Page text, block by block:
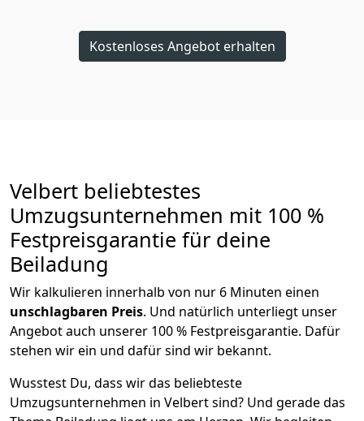
Kostenloses Angebot erhalten
Velbert beliebtestes
Umzugsunternehmen mit 100 %
Festpreisgarantie für deine
Beiladung
Wir kalkulieren innerhalb von nur 6 Minuten einen
unschlagbaren Preis. Und natürlich unterliegt unser
Angebot auch unserer 100 % Festpreisgarantie. Dafür
stehen wir ein und dafür sind wir bekannt.
Wusstest Du, dass wir das beliebteste
Umzugsunternehmen in Velbert sind? Und gerade das